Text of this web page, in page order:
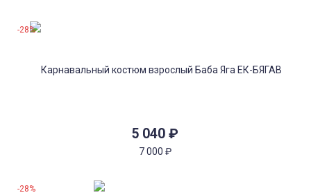
5 040 ₽
7 000 ₽
-28%
-28%